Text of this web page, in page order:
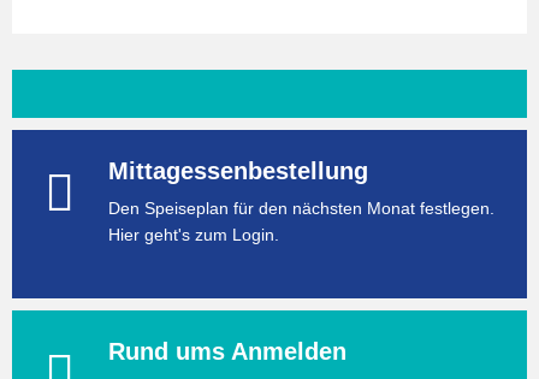
Mittagessenbestellung
Den Speiseplan für den nächsten Monat festlegen.
Hier geht's zum Login.
Rund ums Anmelden